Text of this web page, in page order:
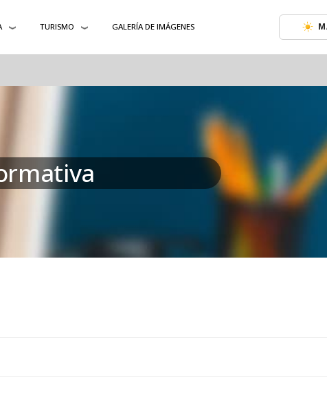
TURISMO GALERÍA DE IMÁGENES